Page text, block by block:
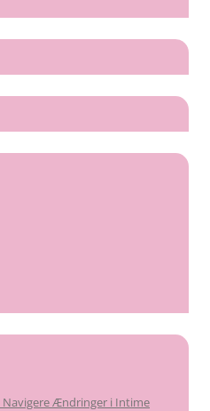
Ændringer i Intime